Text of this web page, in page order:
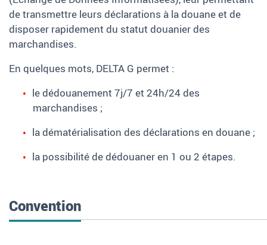
de transmettre leurs déclarations à la douane et de
disposer rapidement du statut douanier des
marchandises.
En quelques mots, DELTA G permet :
le dédouanement 7j/7 et 24h/24 des
marchandises ;
la dématérialisation des déclarations en douane ;
la possibilité de dédouaner en 1 ou 2 étapes.
Convention